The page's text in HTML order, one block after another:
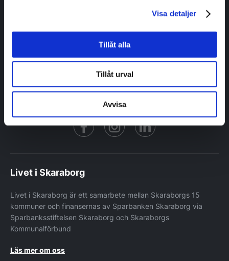
Visa detaljer
Tillåt alla
Tillåt urval
Avvisa
Berättelser
Kommuner
Facebookhttps:// https://
Livet i Skaraborg
Livet i Skaraborg är ett samarbete mellan Skaraborgs 15
kommuner och finansernas av Sparbanken Skaraborg via
Sparbanksstiftelsen Skaraborg och Skaraborgs
Kommunalförbund
Läs mer om oss